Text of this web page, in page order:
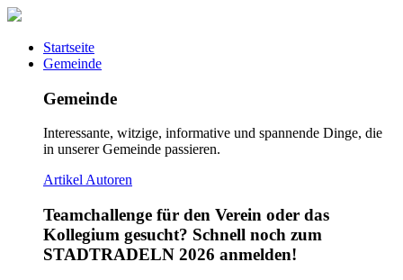
Startseite
Gemeinde
Gemeinde
Interessante, witzige, informative und spannende Dinge, die
in unserer Gemeinde passieren.
ArtikelAutoren
Teamchallenge für den Verein oder das
Kollegium gesucht? Schnell noch zum
STADTRADELN 2026 anmelden!